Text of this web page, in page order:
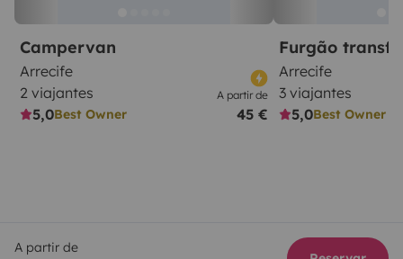
Campervan
Arrecife
2 viajantes
5,0Best Owner
A partir de
45 €
Furgão
Arrecife
3 viajantes
5,0Best Owner
A partir de